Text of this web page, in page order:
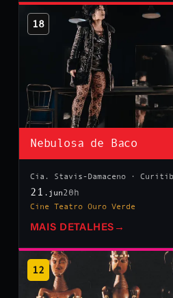
18
Nebulosa de Baco
Cia. Stavis-Damaceno ·
21 .jun20h
Cine Teatro Ouro Verde
MAIS DETALHES →
12